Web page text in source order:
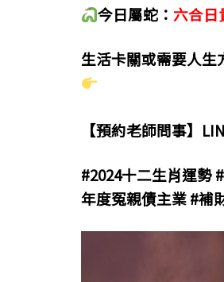
今日屬蛇： 六合日
生活卡關或需要人生
【預約老師問事】
#2024十二生肖運勢
年度冤親債主業 #補